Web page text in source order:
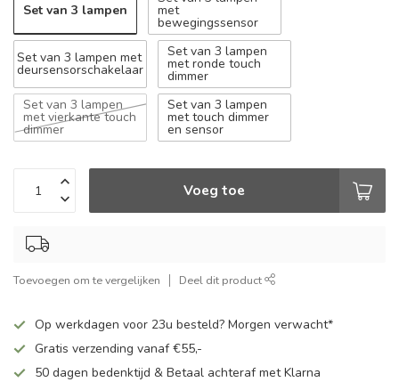
Set van 3 lampen met
bewegingssensor
Set van 3 lampen met
deursensorschakelaar
Set van 3 lampen
met ronde touch
dimmer
Set van 3 lampen
met vierkante touch
dimmer
Set van 3 lampen
met touch dimmer
en sensor
Voeg toe
Toevoegen om te vergelijken Deel dit product
Op werkdagen voor 23u besteld? Morgen verwacht*
Gratis verzending vanaf €55,-
50 dagen bedenktijd & Betaal achteraf met Klarna